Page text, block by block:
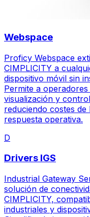
Webspace
Proficy Webspace
CIMPLICITY a
dispositivo móvil sin
Permite a
visualización y
reduciendo costes
respuesta operativa.
D
Drivers IGS
Industrial Gateway
solución de
CIMPLICITY,
industriales y